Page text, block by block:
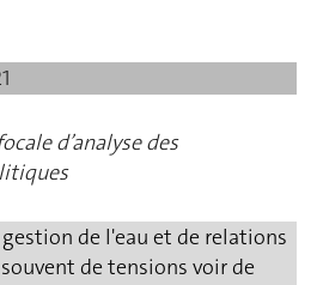
d’analyse des
de l'eau et de relations
de tensions voir de